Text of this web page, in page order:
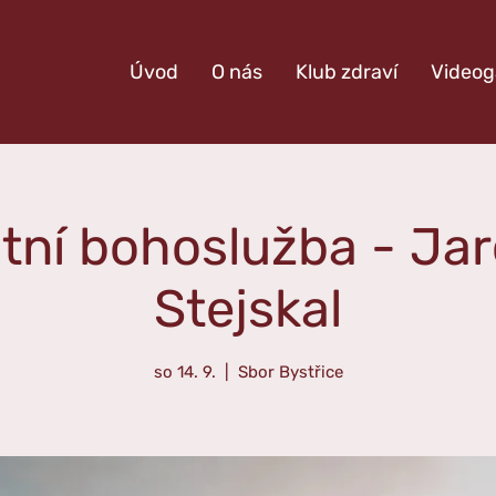
Úvod O nás Klub zdraví
bohoslužba -
Stejskal
so 14. 9. Sbor Bystřice